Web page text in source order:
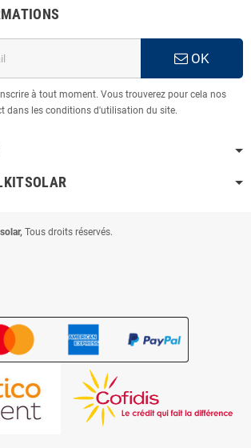
OK
à tout moment. Vous trouverez pour cela nos
dans les conditions d'utilisation du site.
Tous droits réservés.